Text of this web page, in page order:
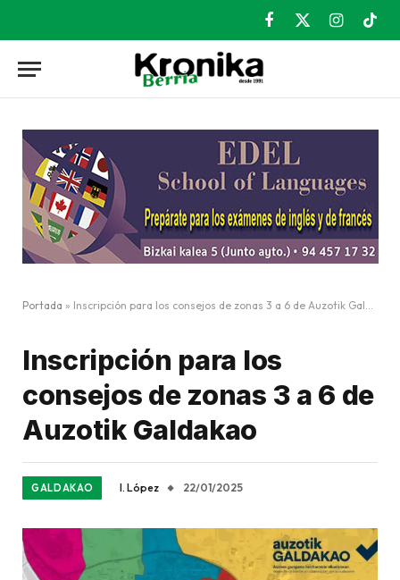
Facebook
X
Instagram
Portada » Inscripción para los consejos de zonas 3 a 6 de Auzotik Galdakao
Inscripción para los
consejos de zonas 3 a 6 de
Auzotik Galdakao
GALDAKAO I. López 22/01/2025